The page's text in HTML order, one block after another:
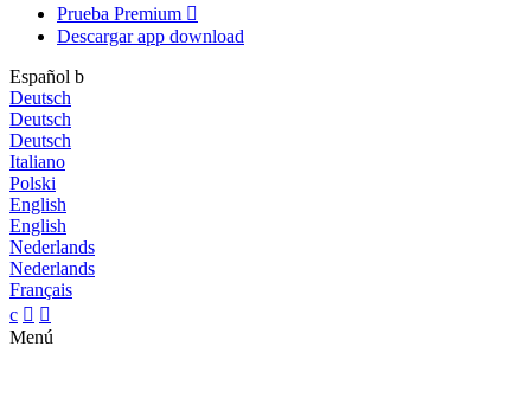
Prueba Premium 
Descargar app download
Español b
Deutsch
Deutsch
Deutsch
Italiano
Polski
English
English
Nederlands
Nederlands
Français
c  
Menú